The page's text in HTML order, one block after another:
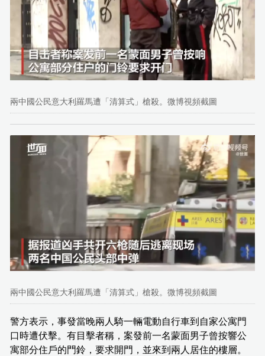
兩中國公民意大利羅馬遭「清算式」槍殺。微博視頻截圖
兩中國公民意大利羅馬遭「清算式」槍殺。微博視頻截圖
警方表示，事發當晚兩人騎一輛電動自行車到自家公寓門
口時遭伏擊。有目擊者稱，案發前一名蒙面男子曾按響公
寓部分住戶的門鈴，要求開門，並來到兩人居住的樓層。